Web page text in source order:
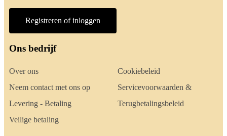
Registreren of inloggen
Ons bedrijf
Over ons
Neem contact met ons op
Levering - Betaling
Veilige betaling
Cookiebeleid
Servicevoorwaarden &
Terugbetalingsbeleid